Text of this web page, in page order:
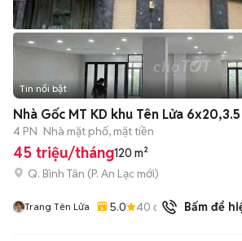
Tin nổi bật
Nhà Gốc MT KD khu Tên Lửa
4 PN Nhà mặt phố, mặt tiền
45 triệu/tháng120 m²
Q. Bình Tân (P. An Lạc mới)
Trang Tên Lửa 5.0 40 đã bánBấm để